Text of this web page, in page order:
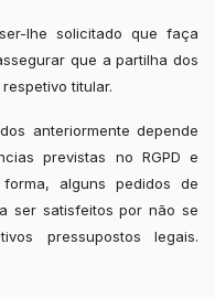
lhe solicitado que faça
que a partilha dos
titular.
anteriormente depende
previstas no RGPD e
alguns pedidos de
ser satisfeitos por não se
pressupostos legais.